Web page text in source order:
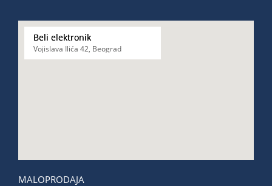
Beli elektronik
Vojislava Ilića 42, Beograd
MALOPRODAJA